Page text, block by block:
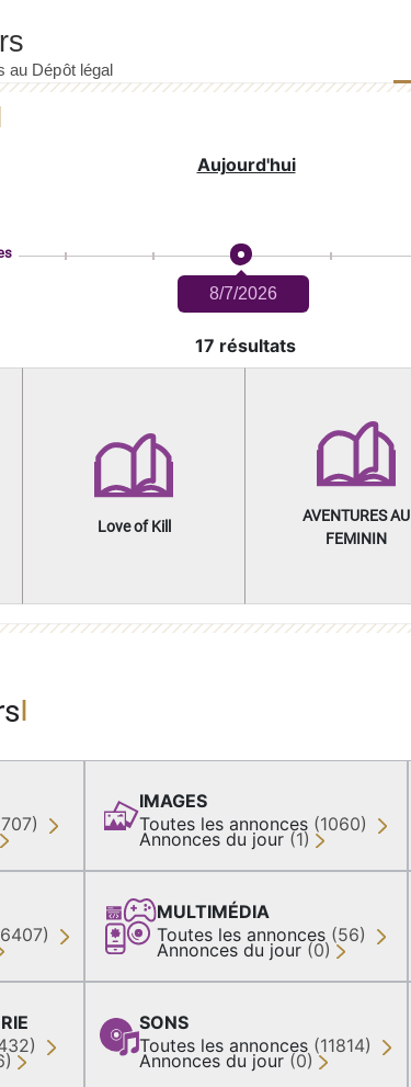
Aujourd'hui
8/7/2026
17 résultats
Love of Kill
AVENTURES AU
FEMININ
IMAGES
Toutes les annonces (1060)
Annonces du jour (1)
MULTIMÉDIA
Toutes les annonces (56)
Annonces du jour (0)
SONS
Toutes les annonces (11814)
Annonces du jour (0)